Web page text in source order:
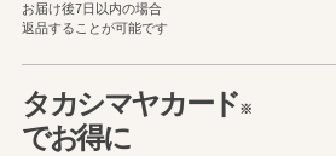
お届け後7日以内の場合
返品することが可能です
タカシマヤカード※
でお得に